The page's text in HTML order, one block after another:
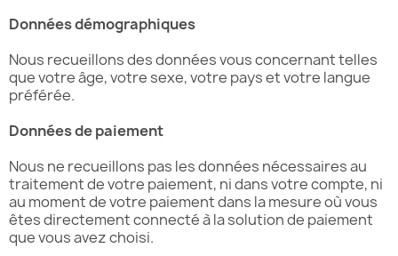
Données démographiques
Nous recueillons des données vous concernant telles
que votre âge, votre sexe, votre pays et votre langue
préférée.
Données de paiement
Nous ne recueillons pas les données nécessaires au
traitement de votre paiement, ni dans votre compte, ni
au moment de votre paiement dans la mesure où vous
êtes directement connecté à la solution de paiement
que vous avez choisi.